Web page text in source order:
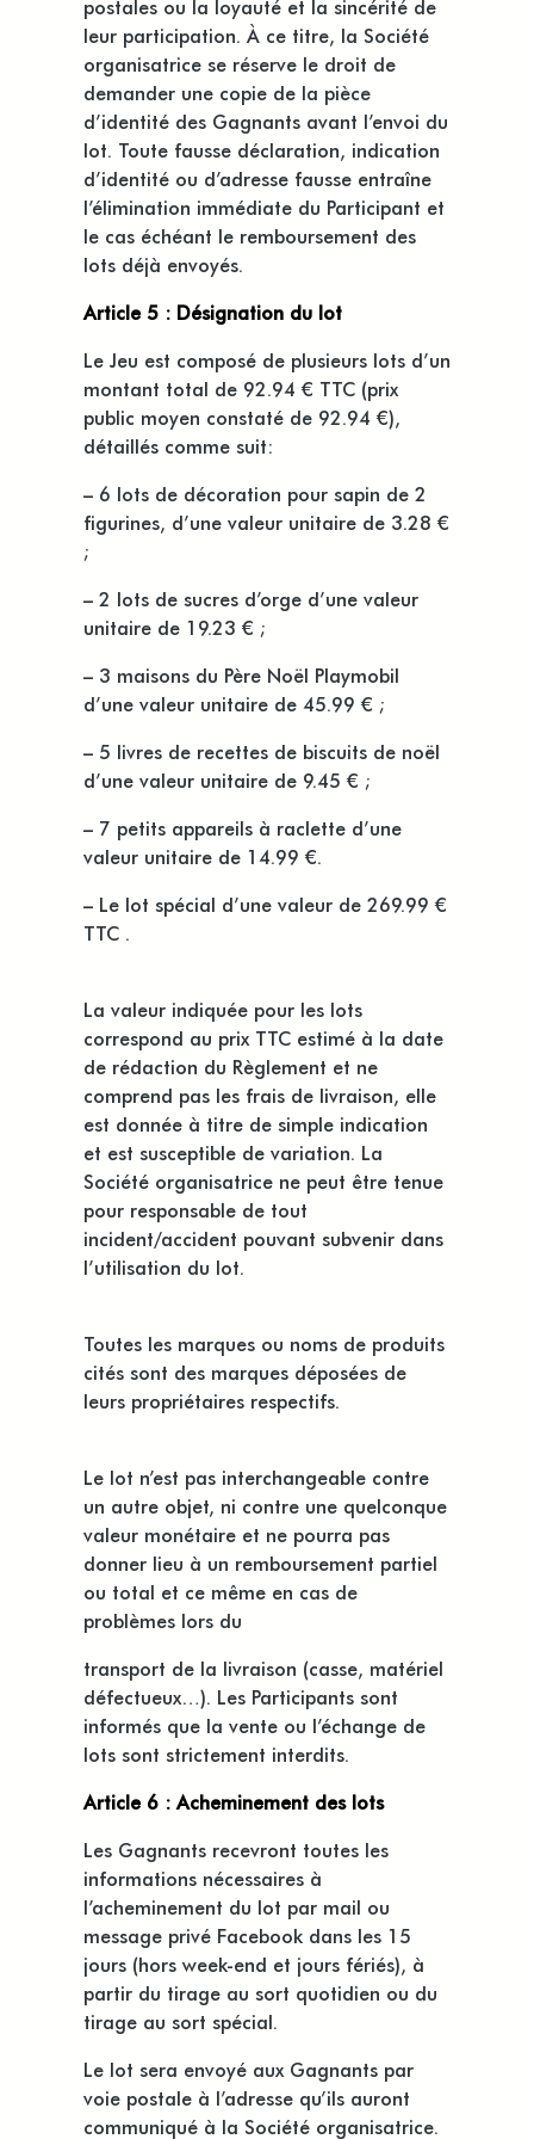
postales ou la loyauté et la sincérité de
leur participation. À ce titre, la Société
organisatrice se réserve le droit de
demander une copie de la pièce
d’identité des Gagnants avant l’envoi du
lot. Toute fausse déclaration, indication
d’identité ou d’adresse fausse entraîne
l’élimination immédiate du Participant et
le cas échéant le remboursement des
lots déjà envoyés.
Article 5 : Désignation du lot
Le Jeu est composé de plusieurs lots d’un
montant total de 92.94 € TTC (prix
public moyen constaté de 92.94 €),
détaillés comme suit:
– 6 lots de décoration pour sapin de 2
figurines, d’une valeur unitaire de 3.28 €
;
– 2 lots de sucres d’orge d’une valeur
unitaire de 19.23 € ;
– 3 maisons du Père Noël Playmobil
d’une valeur unitaire de 45.99 € ;
– 5 livres de recettes de biscuits de noël
d’une valeur unitaire de 9.45 € ;
– 7 petits appareils à raclette d’une
valeur unitaire de 14.99 €.
– Le lot spécial d’une valeur de 269.99 €
TTC .
La valeur indiquée pour les lots
correspond au prix TTC estimé à la date
de rédaction du Règlement et ne
comprend pas les frais de livraison, elle
est donnée à titre de simple indication
et est susceptible de variation. La
Société organisatrice ne peut être tenue
pour responsable de tout
incident/accident pouvant subvenir dans
l’utilisation du lot.
Toutes les marques ou noms de produits
cités sont des marques déposées de
leurs propriétaires respectifs.
Le lot n’est pas interchangeable contre
un autre objet, ni contre une quelconque
valeur monétaire et ne pourra pas
donner lieu à un remboursement partiel
ou total et ce même en cas de
problèmes lors du
transport de la livraison (casse, matériel
défectueux…). Les Participants sont
informés que la vente ou l’échange de
lots sont strictement interdits.
Article 6 : Acheminement des lots
Les Gagnants recevront toutes les
informations nécessaires à
l’acheminement du lot par mail ou
message privé Facebook dans les 15
jours (hors week-end et jours fériés), à
partir du tirage au sort quotidien ou du
tirage au sort spécial.
Le lot sera envoyé aux Gagnants par
voie postale à l’adresse qu’ils auront
communiqué à la Société organisatrice.